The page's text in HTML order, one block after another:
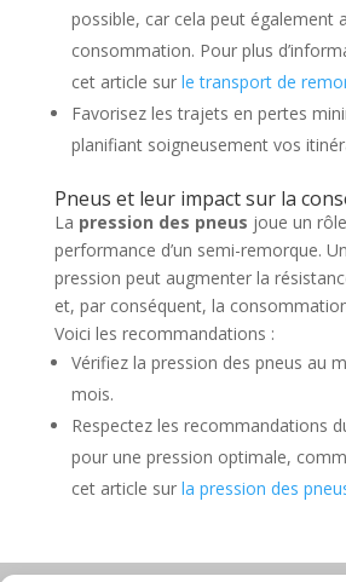
possible, car cela peut également
consommation. Pour plus
cet article sur le transport de
Favorisez les trajets en pertes
planifiant soigneusement vos
Pneus et leur impact sur la
La pression des pneus joue un
performance d’un semi-remorque.
pression peut augmenter la
et, par conséquent, la
Voici les recommandations :
Vérifiez la pression des pneus au
mois.
Respectez les recommandations
pour une pression optimale,
cet article sur la pression des